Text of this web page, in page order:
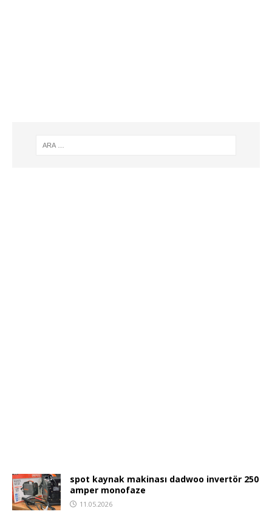
spot kaynak makinası dadwoo invertör 250
amper monofaze
11.05.2026